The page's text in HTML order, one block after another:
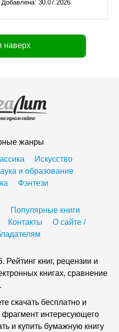
Добавлена: 30.07.2026
наверх
жанры
Искусство
и образование
Фэнтези
Популярные книги
Контакты
О сайте /
Рейтинг книг, рецензии и
книгах, сравнение
скачать бесплатно и
фрагмент интересующего
и купить бумажную книгу